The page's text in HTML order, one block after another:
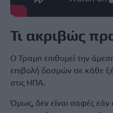
Τι ακριβώς
Ο Τραμπ επιθυμεί την
επιβολή δασμών σε κάθε
στις ΗΠΑ.
Όμως, δεν είναι σαφές εάν